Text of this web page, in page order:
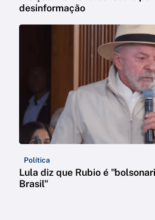
desinformação
Política
Lula diz que Rubio é
Brasil"